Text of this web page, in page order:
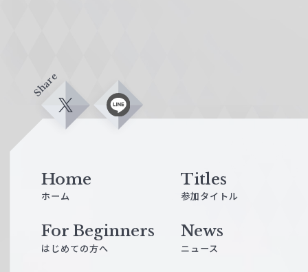
Share
X L
Home
ホーム
Titles
参加タイトル
For Beginners
はじめての方へ
News
ニュース